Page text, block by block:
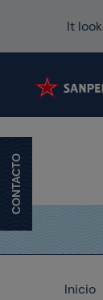
It
Inicio
CONTACTO